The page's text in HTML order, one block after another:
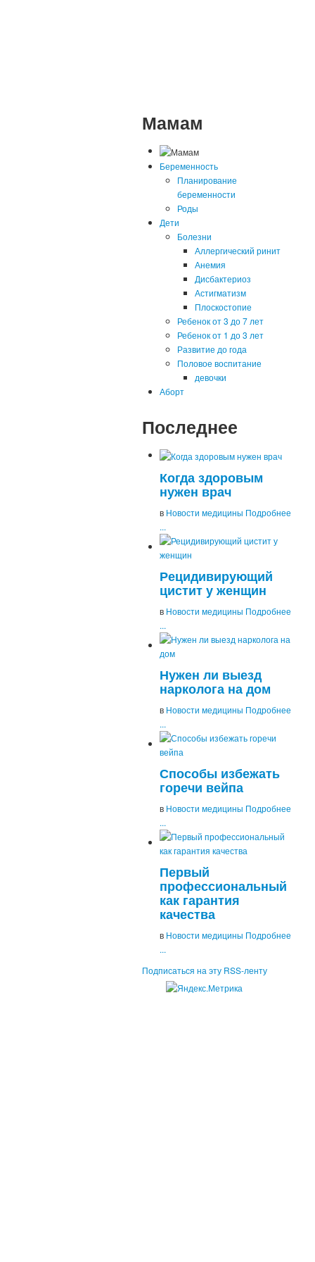
Мамам
Беременность
Планирование
беременности
Роды
Дети
Болезни
Аллергический ринит
Анемия
Дисбактериоз
Астигматизм
Плоскостопие
Ребенок от 3 до 7 лет
Ребенок от 1 до 3 лет
Развитие до года
Половое воспитание
девочки
Аборт
Последнее
Когда здоровым
нужен врач
в Новости медицины Подробнее
...
Рецидивирующий
цистит у женщин
в Новости медицины Подробнее
...
Нужен ли выезд
нарколога на дом
в Новости медицины Подробнее
...
Способы избежать
горечи вейпа
в Новости медицины Подробнее
...
Первый
профессиональный
как гарантия
качества
в Новости медицины Подробнее
...
Подписаться на эту RSS-ленту